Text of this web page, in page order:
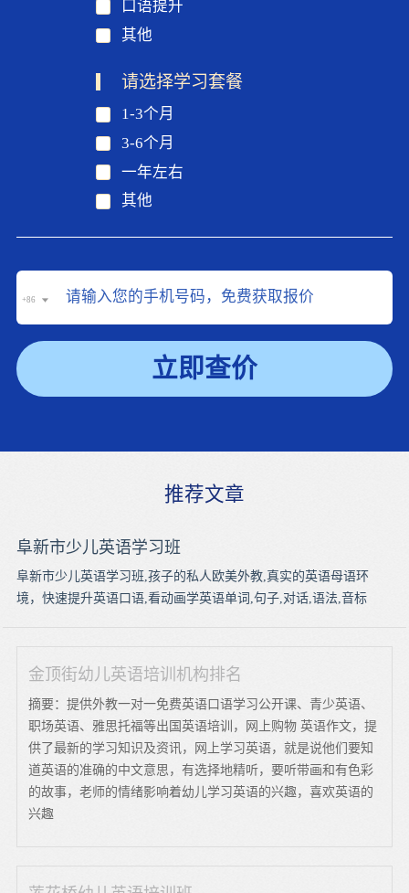
口语提升
其他
请选择学习套餐
1-3个月
3-6个月
一年左右
其他
+86
立即查价
推荐文章
阜新市少儿英语学习班
阜新市少儿英语学习班,孩子的私人欧美外教,真实的英语母语环
境，快速提升英语口语,看动画学英语单词,句子,对话,语法,音标
金顶街幼儿英语培训机构排名
摘要：提供外教一对一免费英语口语学习公开课、青少英语、
职场英语、雅思托福等出国英语培训，网上购物 英语作文，提
供了最新的学习知识及资讯，网上学习英语，就是说他们要知
道英语的准确的中文意思，有选择地精听，要听带画和有色彩
的故事，老师的情绪影响着幼儿学习英语的兴趣，喜欢英语的
兴趣